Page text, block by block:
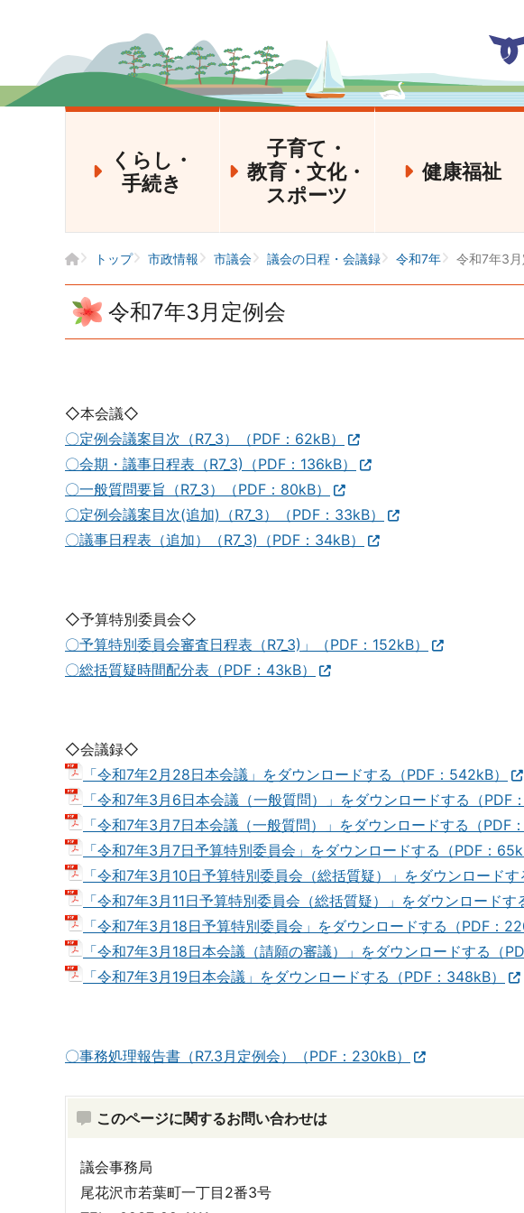
くらし・
手続き
子育て・
教育・文化・
スポーツ
健康福祉
トップ 市政情報 市議会 議会の日程・会議録 令和7年 令和7年3
令和7年3月定例会
◇本会議◇
〇定例会議案目次（R7_3）（PDF：62kB）
〇会期・議事日程表（R7_3)（PDF：136kB）
〇一般質問要旨（R7_3）（PDF：80kB）
〇定例会議案目次(追加)（R7_3）（PDF：33kB）
〇議事日程表（追加）（R7_3)（PDF：34kB）
◇予算特別委員会◇
〇予算特別委員会審査日程表（R7_3)」（PDF：152kB）
〇総括質疑時間配分表（PDF：43kB）
◇会議録◇
「令和7年2月28日本会議」をダウンロードする（PDF：542kB）
「令和7年3月6日本会議（一般質問）」をダウンロードする（PDF
「令和7年3月7日本会議（一般質問）」をダウンロードする（PDF：
「令和7年3月7日予算特別委員会」をダウンロードする（PDF：
「令和7年3月10日予算特別委員会（総括質疑）」をダウンロードす
「令和7年3月11日予算特別委員会（総括質疑）」をダウンロードす
「令和7年3月18日予算特別委員会」をダウンロードする（PDF：
「令和7年3月18日本会議（請願の審議）」をダウンロードする（
「令和7年3月19日本会議」をダウンロードする（PDF：348kB）
〇事務処理報告書（R7.3月定例会）（PDF：230kB）
このページに関するお問い合わせは
議会事務局
尾花沢市若葉町一丁目2番3号